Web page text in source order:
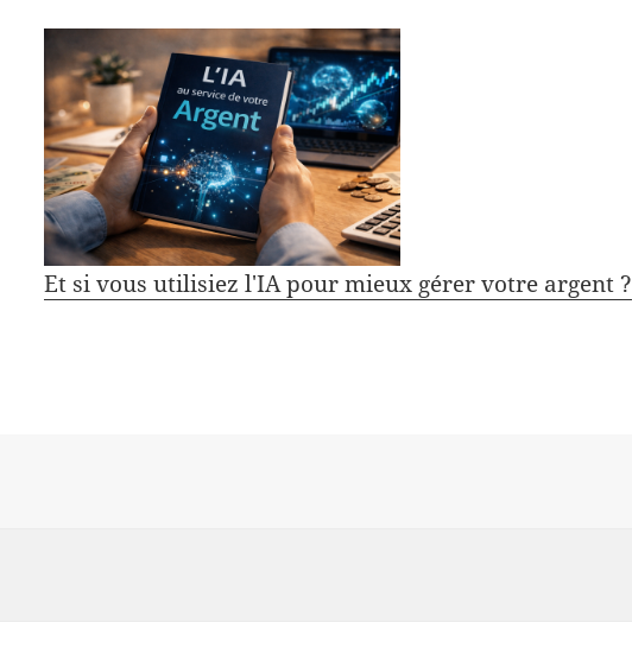
Et si vous utilisiez l'IA pour mieux gérer votre argent ?